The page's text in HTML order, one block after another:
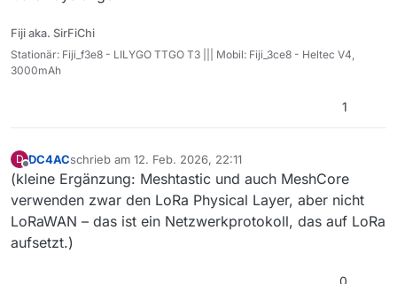
Fiji aka. SirFiChi
Stationär: Fiji_f3e8 - LILYGO TTGO T3 ||| Mobil: Fiji_3ce8 - Heltec V4,
3000mAh
1
D
Offline
DC4ACschrieb am 12. Feb. 2026, 22:11
zuletzt editiert von
(kleine Ergänzung: Meshtastic und auch MeshCore
verwenden zwar den LoRa Physical Layer, aber nicht
LoRaWAN – das ist ein Netzwerkprotokoll, das auf LoRa
aufsetzt.)